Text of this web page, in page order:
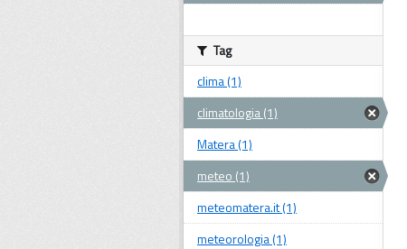
Tag
clima (1)
climatologia (1)
Matera (1)
meteo (1)
meteomatera.it (1)
meteorologia (1)